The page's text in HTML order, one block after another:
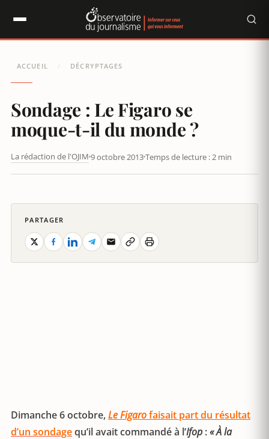
ACCUEIL / DÉCRYPTAGES
Sondage : Le Figaro se
moque-t-il du monde ?
La rédaction de l'OJIM 9 octobre 2013Temps de lecture : 2 min
Dimanche 6 octobre,Le Figarofaisait part du résultat
d’un sondagequ’il avait commandé à l’Ifop :« À la
PARTAGER
Panneau de gestion des cookies